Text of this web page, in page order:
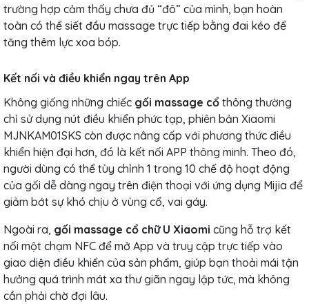
trường hợp cảm thấy chưa đủ “đô” của mình, bạn hoàn
toàn có thể siết đầu massage trực tiếp bằng đai kéo để
tăng thêm lực xoa bóp.
Kết nối và điều khiển ngay trên App
Không giống những chiếc gối massage cổ thông thường
chỉ sử dụng nút điều khiển phức tạp, phiên bản Xiaomi
MJNKAM01SKS còn được nâng cấp với phương thức điều
khiển hiện đại hơn, đó là kết nối APP thông minh. Theo đó,
người dùng có thể tùy chỉnh 1 trong 10 chế độ hoạt động
của gối dễ dàng ngay trên điện thoại với ứng dụng Mijia để
giảm bớt sự khó chịu ở vùng cổ, vai gáy.
Ngoài ra, gối massage cổ chữ U Xiaomi cũng hỗ trợ kết
nối một chạm NFC để mở App và truy cập trực tiếp vào
giao diện điều khiển của sản phẩm, giúp bạn thoải mái tận
hưởng quá trình mát xa thư giãn ngay lập tức, mà không
cần phải chờ đợi lâu.